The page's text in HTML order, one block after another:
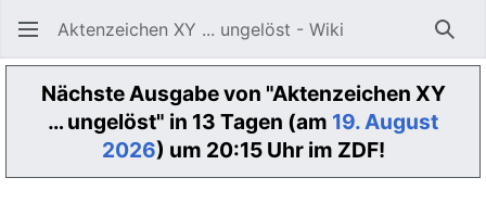
Aktenzeichen XY ... ungelöst - Wiki
Nächste Ausgabe von "Aktenzeichen XY
… ungelöst" in 13 Tagen (am 19. August
2026) um 20:15 Uhr im ZDF!